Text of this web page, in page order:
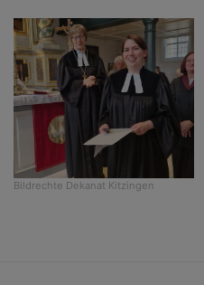
Bildrechte Dekanat Kitzingen